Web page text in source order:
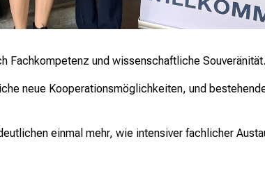
Fachkompetenz und wissenschaftliche Souveränität.
neue Kooperationsmöglichkeiten, und
einmal mehr, wie intensiver fachlicher